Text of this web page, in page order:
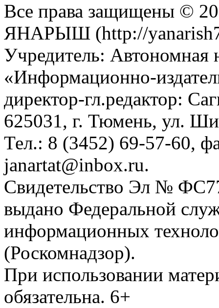
Все права защищены ©
ЯНАРЫШ (http://
Учредитель: Автономная
«Информационно-
директор-гл.редактор:
625031, г. Тюмень, ул.
Тел.: 8 (3452) 69-57-60,
janartat@inbox.ru.
Свидетельство Эл №
выдано Федеральной
информационных
(Роскомнадзор).
При использовании
обязательна. 6+